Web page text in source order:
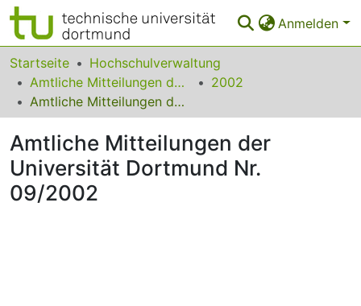
Anmelden
Bereiche & Sammlungen
Das gesamte Repositorium
FAQ
Leitlinien
Startseite
Hochschulverwaltung
Amtliche Mitteilungen der Technischen Universität Dortmund
2002
Amtliche Mitteilungen der Universität Dortmund Nr. 09/2002
Amtliche Mitteilungen der
Universität Dortmund Nr.
09/2002